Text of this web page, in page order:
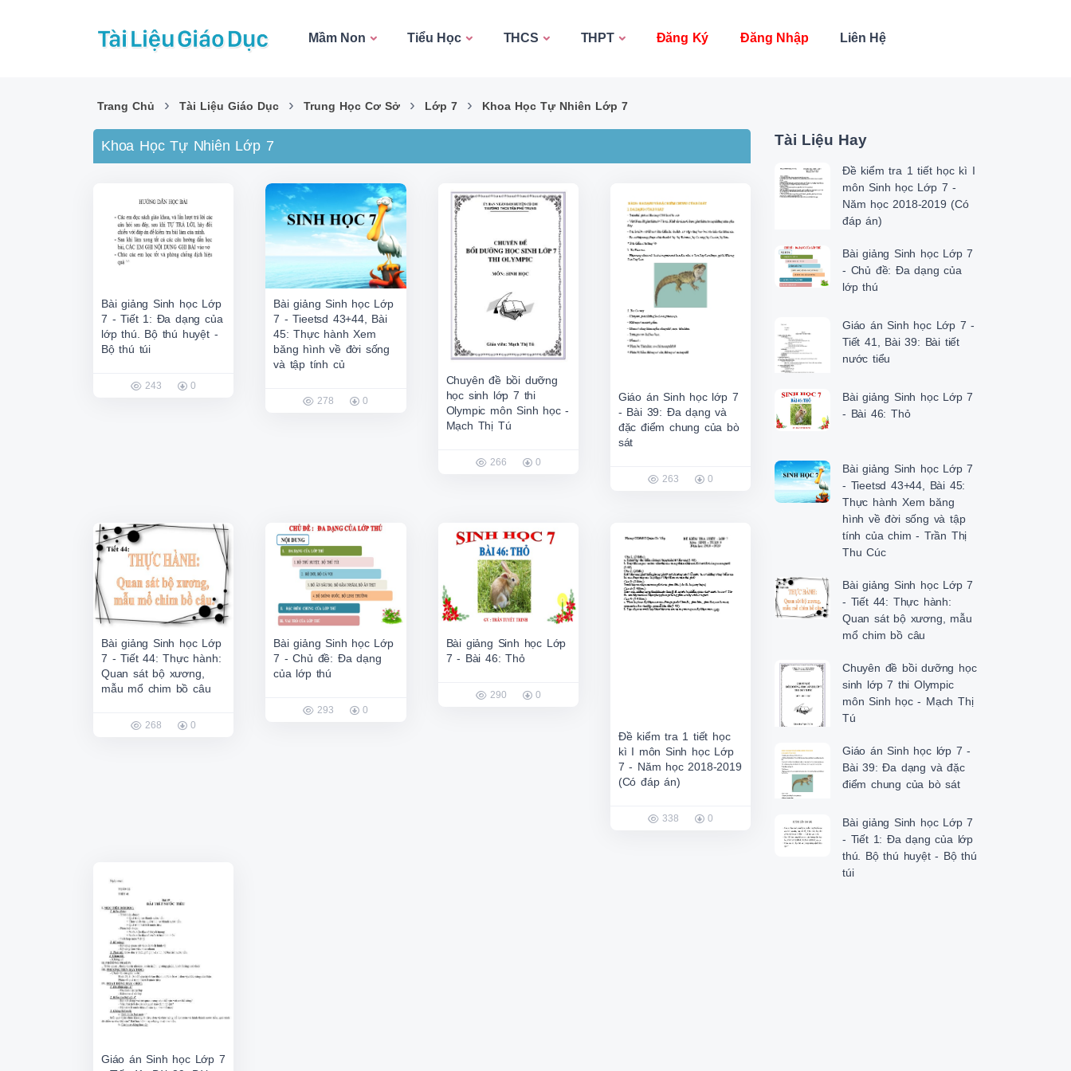
Mầm Non Tiểu Học THCS THPT Đăng Ký Đăng Nhập Liên Hệ
Trang Chủ › Tài Liệu Giáo Dục › Trung Học Cơ Sở › Lớp 7 › Khoa Học Tự Nhiên Lớp 7
Khoa Học Tự Nhiên Lớp 7
Bài giảng Sinh học Lớp
7 - Tiết 1: Đa dạng của
lớp thú. Bộ thú huyệt -
Bộ thú túi
243 0
Bài giảng Sinh học Lớp
7 - Tieetsd 43+44, Bài
45: Thực hành Xem
băng hình về đời sống
và tập tính củ
278 0
Chuyên đề bồi dưỡng
học sinh lớp 7 thi
Olympic môn Sinh học -
Mạch Thị Tú
266 0
Giáo án Sinh học lớp 7
- Bài 39: Đa dạng và
đặc điểm chung của bò
sát
263 0
Bài giảng Sinh học Lớp
7 - Tiết 44: Thực hành:
Quan sát bộ xương,
mẫu mổ chim bồ câu
268 0
Bài giảng Sinh học Lớp
7 - Chủ đề: Đa dạng
của lớp thú
293 0
Bài giảng Sinh học Lớp
7 - Bài 46: Thỏ
290 0
Đề kiểm tra 1 tiết học
kì I môn Sinh học Lớp
7 - Năm học 2018-2019
(Có đáp án)
338 0
Giáo án Sinh học Lớp 7
Tài Liệu Hay
Đề kiểm tra 1 tiết học kì I
môn Sinh học Lớp 7 -
Năm học 2018-2019 (Có
đáp án)
Bài giảng Sinh học Lớp 7
- Chủ đề: Đa dạng của
lớp thú
Giáo án Sinh học Lớp 7 -
Tiết 41, Bài 39: Bài tiết
nước tiểu
Bài giảng Sinh học Lớp 7
- Bài 46: Thỏ
Bài giảng Sinh học Lớp 7
- Tieetsd 43+44, Bài 45:
Thực hành Xem băng
hình về đời sống và tập
tính của chim - Trần Thị
Thu Cúc
Bài giảng Sinh học Lớp 7
- Tiết 44: Thực hành:
Quan sát bộ xương, mẫu
mổ chim bồ câu
Chuyên đề bồi dưỡng học
sinh lớp 7 thi Olympic
môn Sinh học - Mạch Thị
Tú
Giáo án Sinh học lớp 7 -
Bài 39: Đa dạng và đặc
điểm chung của bò sát
Bài giảng Sinh học Lớp 7
- Tiết 1: Đa dạng của lớp
thú. Bộ thú huyệt - Bộ thú
túi